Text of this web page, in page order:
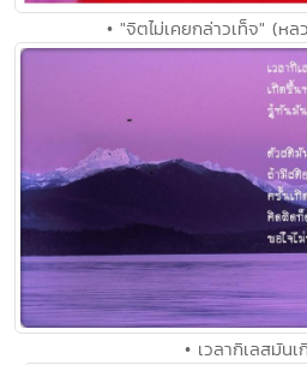
• "จิตไม่เคยกล่าวเท็จ" (ห
• เวลากิเลสมันเ